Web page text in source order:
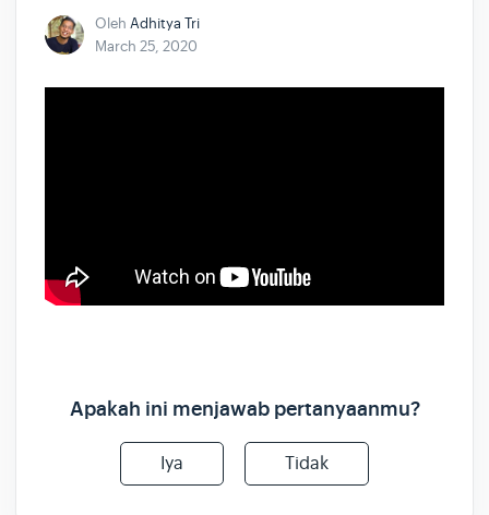
Oleh Adhitya Tri
March 25, 2020
Apakah ini menjawab pertanyaanmu?
Iya Tidak